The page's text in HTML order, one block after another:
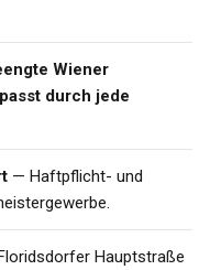
Wiener
durch jede
— Haftpflicht- und
Hauptstraße